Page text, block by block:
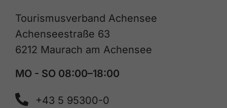
Tourismusverband Achensee
Achenseestraße 63
6212 Maurach am Achensee
MO - SO 08:00–18:00
+43 5 95300-0